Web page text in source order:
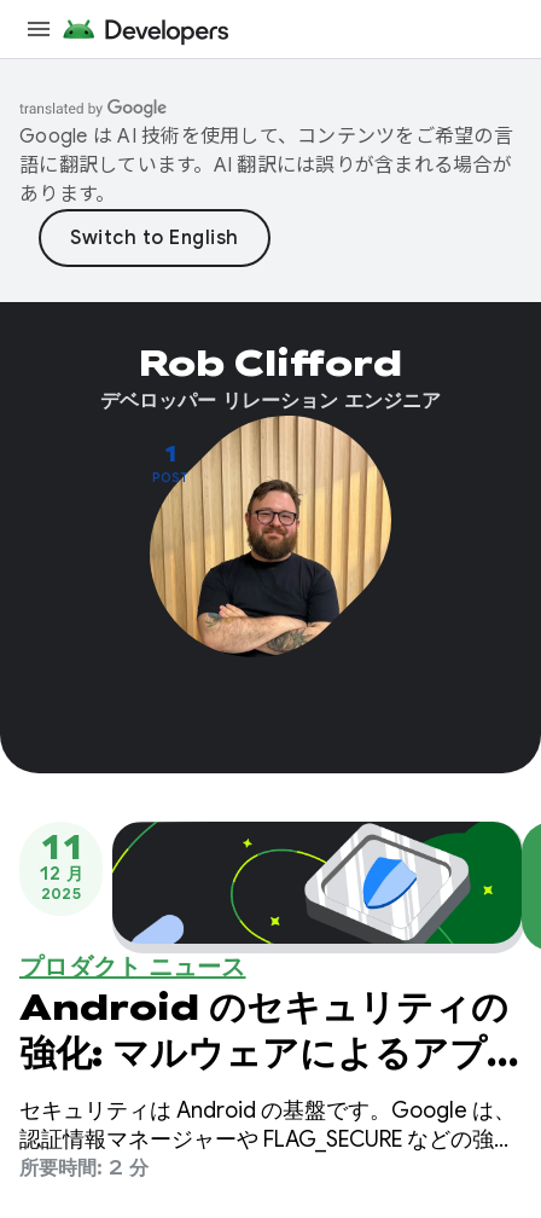
Google は AI 技術を使用して、コンテンツをご希望の言
語に翻訳しています。AI 翻訳には誤りが含まれる場合が
あります。
1
POST
Rob Clifford
デベロッパー リレーション エンジニア
11
12 月
2025
プロダクト ニュース
Android のセキュリティの
強化: マルウェアによるアプ
リデータのスヌーピングを阻
止
セキュリティは Android の基盤です。Google は、
認証情報マネージャーや FLAG_SECURE などの強力
なセキュリティ ツールと機能を提供することで、
所要時間: 2 分